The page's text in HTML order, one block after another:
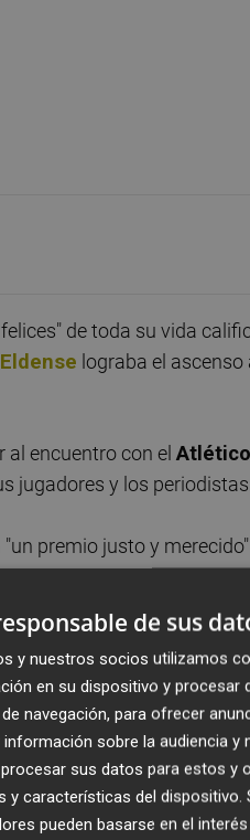
de toda su vida
lograba el ascenso
al encuentro con el
jugadores y los
premio justo y
sobreponerse a las
nunca dejó de creer.
Barragán, quine
tras el despido de Javi
la gente saltar al campo
azulgrana como
Pepico Amat: "La
de sus
y nuestros socios utilizamos
en su dispositivo y procesar
navegación, para ofrecer
sobre la audiencia y
sus datos para estos y
y características del
pueden basarse en el